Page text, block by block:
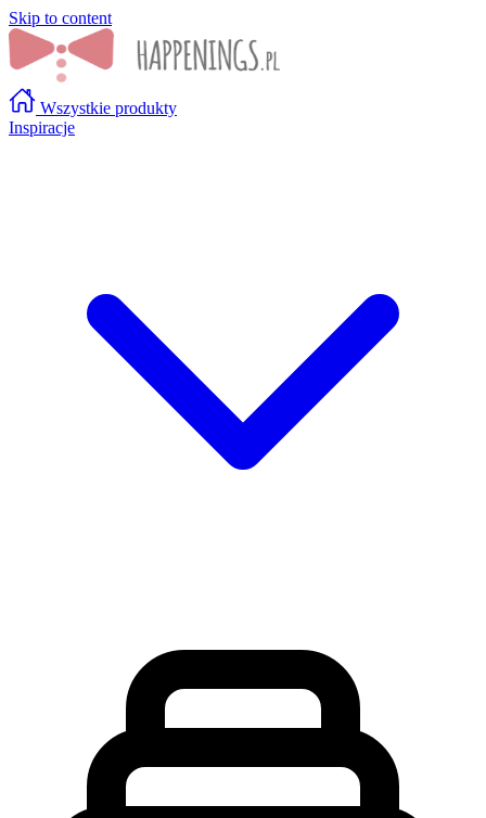
Skip to content
Wszystkie produkty
Inspiracje